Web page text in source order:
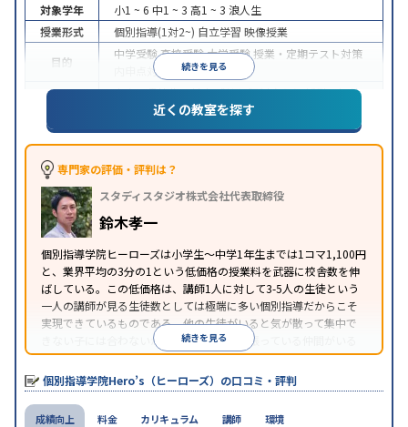
続きを見る
対象学年 小1 ~ 6 中1 ~ 3 高1 ~ 3 浪人生
授業形式
個別指導(1対2~) 自立学習 映像授業
目的
中学受験高校受験大学受験 授業・定期テスト対策
内申点対策
学習習慣の定着
中高一貫校生に対応成績保証制度あり授業の振替
1科目から受講可能 季節講習のみの受講可
※2023年3月調査。小学校高学年の個別指導塾アンケート調査方法を参
照
近くの教室を探す
専門家の評価・評判は？
スタディスタジオ株式会社代表取締役
鈴木孝一
個別指導学院ヒーローズは小学生〜中学1年生までは1コマ1,100円
と、業界平均の3分の1という低価格の授業料を武器に校舎数を伸
ばしている。この低価格は、講師1人に対して3-5人の生徒という
一人の講師が見る生徒数としては極端に多い個別指導だからこそ
実現できているものである。他の生徒がいると気が散って集中で
きない子には合わないが、周りに一緒に頑張っている仲間がいる
ほうが頑張れるタイプの子にはとてもコスパがいいと言える。
続きを見る
個別指導学院Hero’s（ヒーローズ）の口コミ・評判
成績向上 料金 カリキュラム 講師 環境